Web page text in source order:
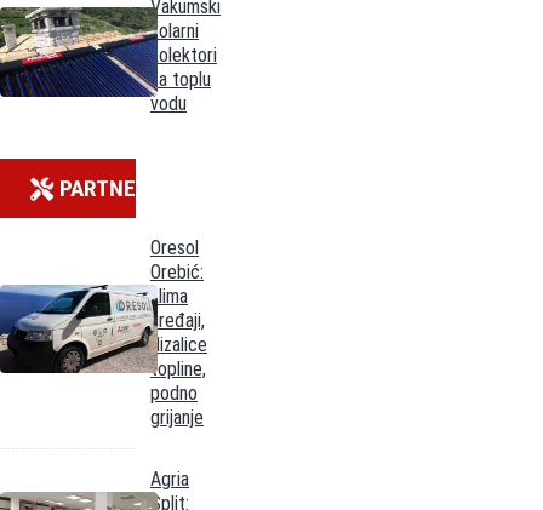
Vakumski
solarni
kolektori
za toplu
vodu
PARTNERI
Oresol
Orebić:
klima
uređaji,
dizalice
topline,
podno
grijanje
Agria
Split: